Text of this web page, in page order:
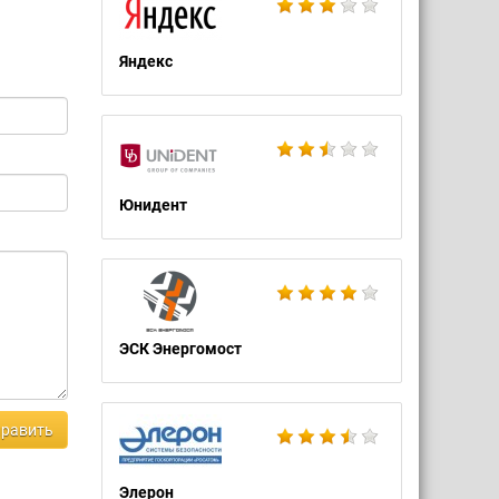
Яндекс
Юнидент
ЭСК Энергомост
Элерон